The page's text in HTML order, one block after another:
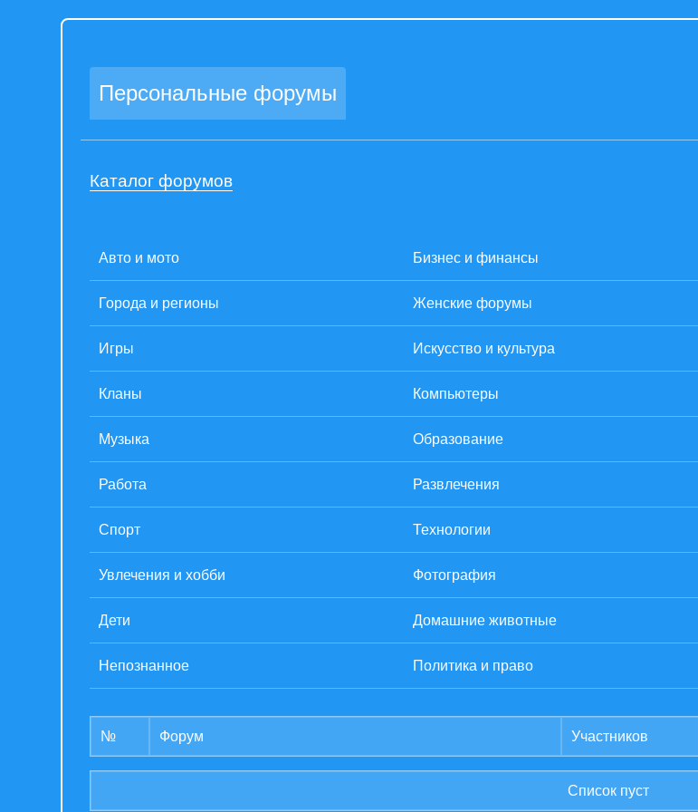
Персональные форумы
Каталог форумов
Авто и мото Бизнес и финансы
Города и регионы Женские форумы
Игры Искусство и культура
Кланы Компьютеры
Музыка Образование
Работа Развлечения
Спорт Технологии
Увлечения и хобби Фотография
Дети Домашние животные
Непознанное Политика и право
№ Форум Участников
Список пуст